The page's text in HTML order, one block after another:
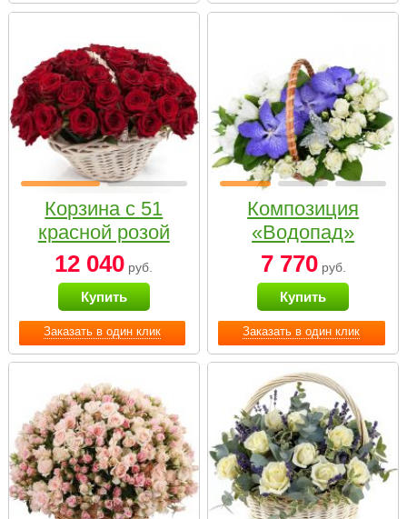
Заказать в один клик
Корзина с 51
красной розой
12 040 руб.
Купить
Заказать в один клик
Композиция
«Водопад»
7 770руб.
Купить